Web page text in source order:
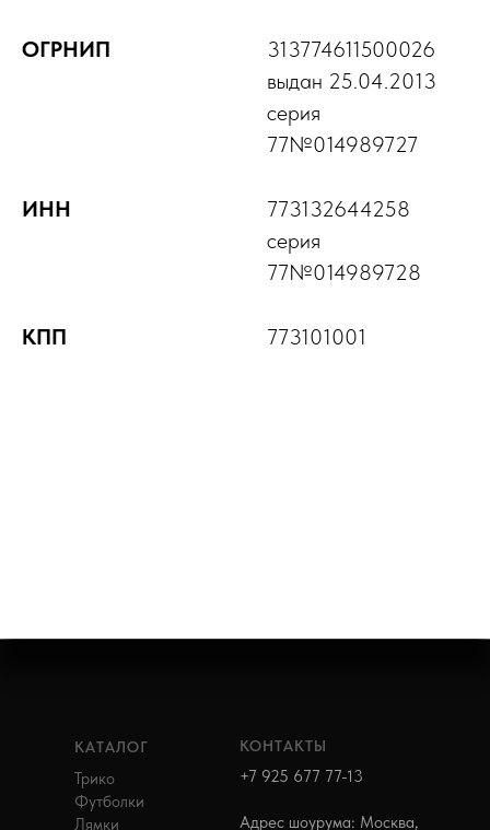
ОГРНИП
313774611500026
выдан 25.04.2013
серия
77№014989727
ИНН
773132644258
серия
77№014989728
КПП 773101001
КАТАЛОГ
Трико
Футболки
Лямки
КОНТАКТЫ
+7 925 677 77-13
Адрес шоурума: Москва,